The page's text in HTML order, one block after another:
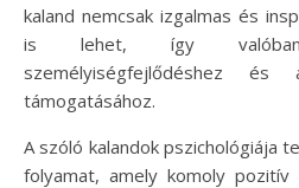
kaland nemcsak izgalmas és
is lehet, így
személyiségfejlődéshez
támogatásához.
A szóló kalandok pszichológiája
folyamat, amely komoly